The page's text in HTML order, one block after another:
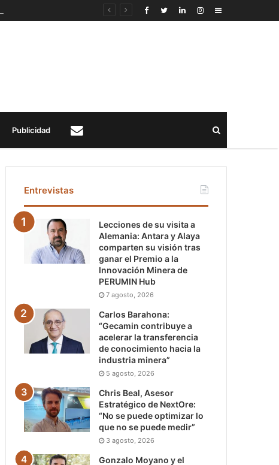
Sidebar
Publicidad
Entrevistas
Lecciones de su visita a
Alemania: Antara y Alaya
comparten su visión tras
ganar el Premio a la
Innovación Minera de
PERUMIN Hub
7 agosto, 2026
Carlos Barahona:
“Gecamin contribuye a
acelerar la transferencia
de conocimiento hacia la
industria minera”
5 agosto, 2026
Chris Beal, Asesor
Estratégico de NextOre:
“No se puede optimizar lo
que no se puede medir”
3 agosto, 2026
Gonzalo Moyano y el